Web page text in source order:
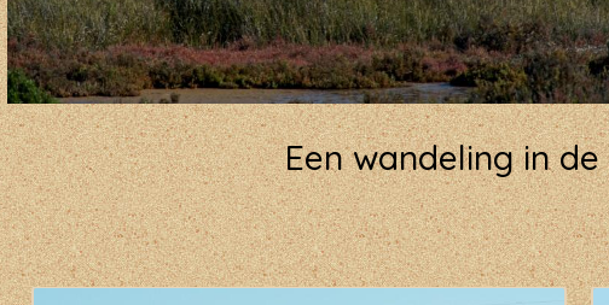
Een wandeling in